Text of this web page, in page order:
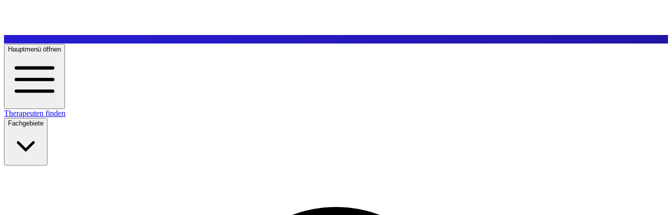
Hauptmenü öffnen
Therapeuten finden
Fachgebiete